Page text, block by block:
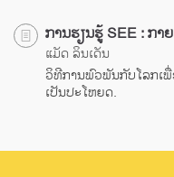
ການຮຽນຮູ້ SEE : ກາ
ແມັດ ລິນເດັນ
ວິທີການພົວພັນກັບໂລກເ
ເປັນປະໂຫຍດ.